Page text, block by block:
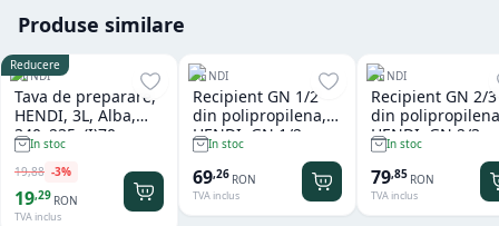
Produse similare
Reducere
HENDI
Tava de preparare,
HENDI, 3L, Alba,
340x235x(I)70mm,
Dreptunghiulara
In stoc
19,88 -3%
19,29 RON
TVA inclus
HENDI
Recipient GN 1/2
din polipropilena,
HENDI, GN 1/2,
12,5L, Transparent,
325x265x(H)200mm,
Dreptunghiular
In stoc
69,26 RON
TVA inclus
HENDI
Recipient GN 2/3
din
HENDI, GN 2/3,
13,5L,
Dreptunghiular
In stoc
79,85 RON
TVA inclus